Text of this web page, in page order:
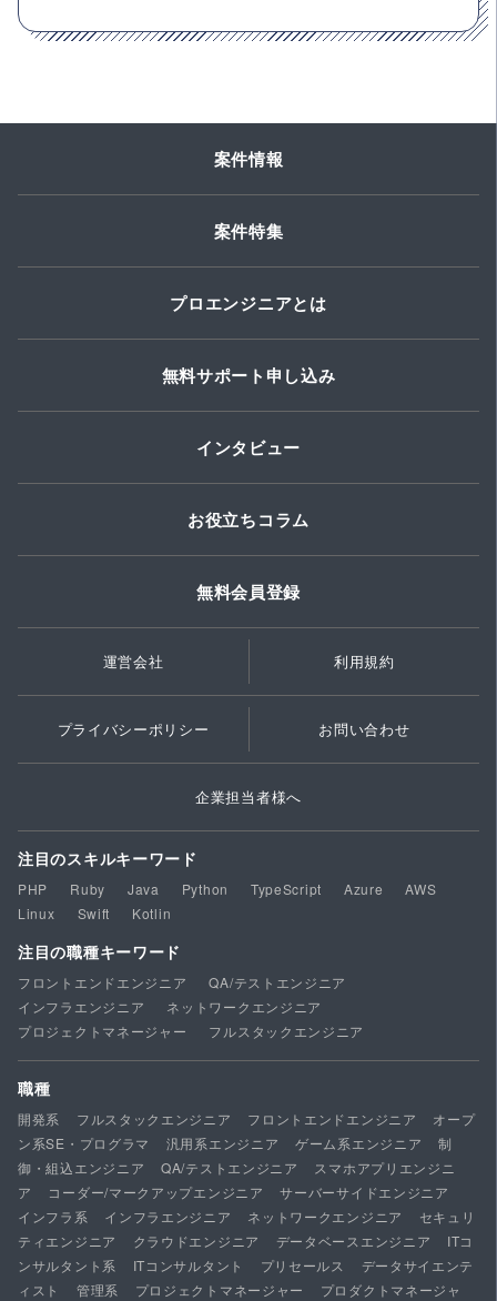
案件情報
案件特集
プロエンジニアとは
無料サポート申し込み
インタビュー
お役立ちコラム
無料会員登録
運営会社 利用規約
プライバシーポリシー お問い合わせ
企業担当者様へ
注目のスキルキーワード
PHP Ruby Java Python TypeScript Azure
AWS
Linux
Swift Kotlin
注目の職種キーワード
フロントエンドエンジニア
QA/テストエンジニア
インフラエンジニア
ネットワークエンジニア
プロジェクトマネージャー
フルスタックエンジニア
職種
開発系 フルスタックエンジニア フロントエンドエンジニア
オープ
ン系SE・プログラマ
汎用系エンジニア ゲーム系エンジニア
制
御・組込エンジニア
QA/テストエンジニア
スマホアプリエンジニ
ア
コーダー/マークアップエンジニア
サーバーサイドエンジニア
インフラ系
インフラエンジニア ネットワークエンジニア
セキュリ
ティエンジニア
クラウドエンジニア データベースエンジニア
ITコ
ンサルタント系
ITコンサルタント プリセールス
データサイエンテ
ィスト
管理系 プロジェクトマネージャー
プロダクトマネージャ